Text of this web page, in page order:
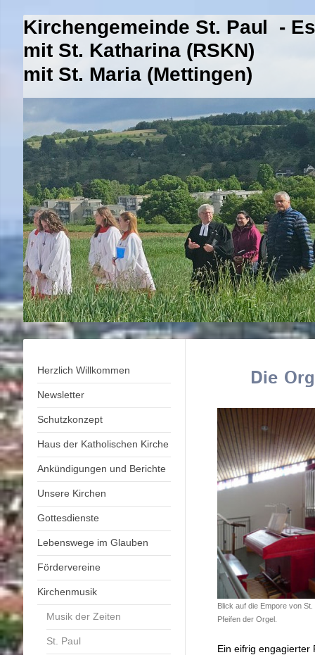
Kirchengemeinde St. Paul -
mit St. Katharina (RSKN)
mit St. Maria (Mettingen)
Herzlich Willkommen
Newsletter
Schutzkonzept
Haus der Katholischen Kirche
Ankündigungen und Berichte
Unsere Kirchen
Gottesdienste
Lebenswege im Glauben
Fördervereine
Kirchenmusik
Musik der Zeiten
St. Paul
Die
Blick auf die Empore von
Pfeifen der Orgel.
Ein eifrig engagierter